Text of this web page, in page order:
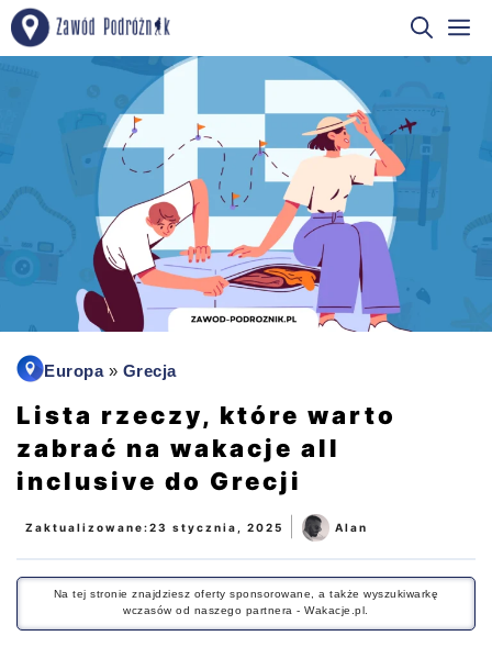
Przejdź
do
Europa» Grecja
Lista rzeczy, które warto
zabrać na wakacje all
inclusive do Grecji
Zaktualizowane:23 stycznia, 2025 Alan
Na tej stronie znajdziesz oferty sponsorowane, a także wyszukiwarkę
wczasów od naszego partnera - Wakacje.pl.